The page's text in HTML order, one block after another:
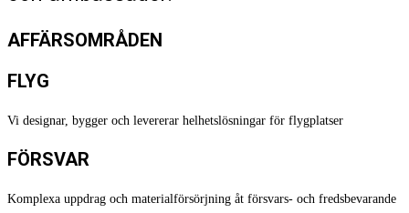
AFFÄRSOMRÅDEN
FLYG
Vi designar, bygger och levererar helhetslösningar för flygplatser
FÖRSVAR
Komplexa uppdrag och materialförsörjning åt försvars- och fredsbevarande